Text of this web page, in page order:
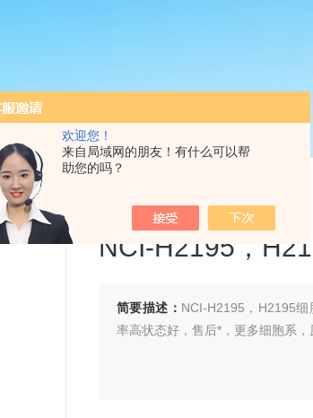
欢迎您！
来自局域网的朋友！有什么可以帮
助您的吗？
> YS3750NCI-H2195，H2195细胞 ATCC细胞
NCI-H2195，
简要描述： NCI-H2195，H2195
率高状态好，售后*，更多细胞系